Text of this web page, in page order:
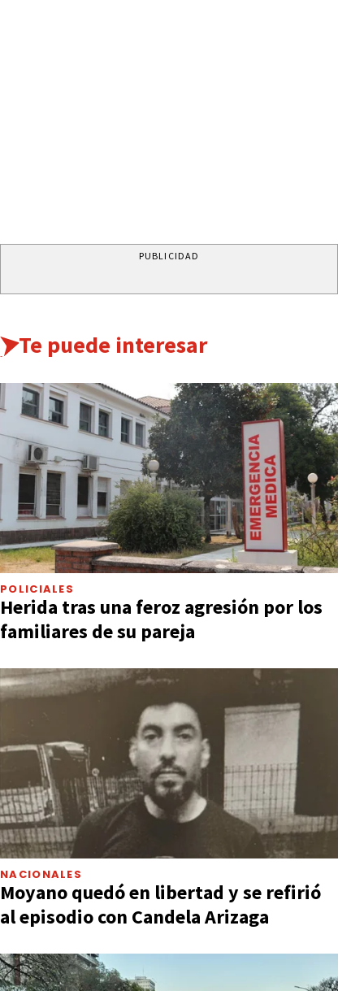
PUBLICIDAD
Te puede interesar
POLICIALES
Herida tras una feroz agresión por los
familiares de su pareja
NACIONALES
Moyano quedó en libertad y se refirió
al episodio con Candela Arizaga